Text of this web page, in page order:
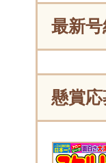
最新
懸賞